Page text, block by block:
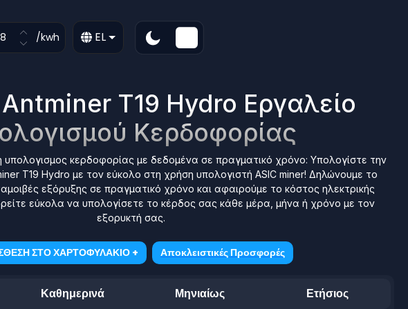
/kwh EL
T19 Hydro Εργαλείο
Κερδοφορίας
υπολογισμος κερδοφορίας με δεδομένα σε πραγματικό χρόνο: Υπολογίστε την
T19 Hydro με τον εύκολο στη χρήση υπολογιστή ASIC miner! Δηλώνουμε το
εξόρυξης σε πραγματικό χρόνο και αφαιρούμε το κόστος ηλεκτρικής
εύκολα να υπολογίσετε το κέρδος σας κάθε μέρα, μήνα ή χρόνο με τον
εξορυκτή σας.
ΣΤΟ ΧΑΡΤΟΦΥΛΑΚΙΟ + Αποκλειστικές Προσφορές
Καθημερινά Μηνιαίως Ετήσιος